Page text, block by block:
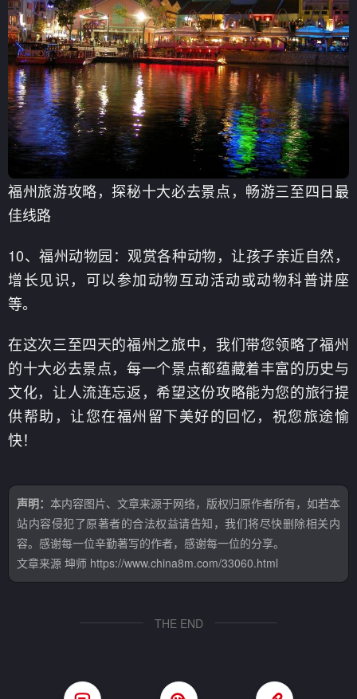
福州旅游攻略，探秘十大必去景点，畅游三至四日最
佳线路
10、福州动物园：观赏各种动物，让孩子亲近自然，
增长见识，可以参加动物互动活动或动物科普讲座
等。
在这次三至四天的福州之旅中，我们带您领略了福州
的十大必去景点，每一个景点都蕴藏着丰富的历史与
文化，让人流连忘返，希望这份攻略能为您的旅行提
供帮助，让您在福州留下美好的回忆，祝您旅途愉
快！
声明： 本内容图片、文章来源于网络，版权归原作者所有，如若本
站内容侵犯了原著者的合法权益请告知，我们将尽快删除相关内
容。感谢每一位辛勤著写的作者，感谢每一位的分享。
文章来源 坤师 https://www.china8m.com/33060.html
THE END